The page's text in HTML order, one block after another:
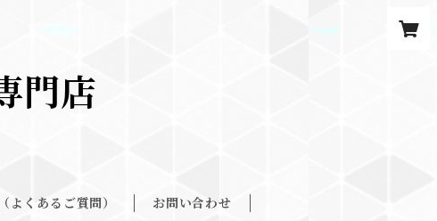
門店
よくあるご質問） お問い合わせ